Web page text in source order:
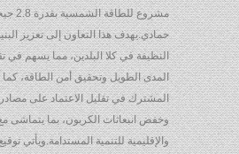
مشروع للطاقة الشمسية بقدرة 2.8 جيجاوات بنجع
حمادي.يهدف هذا التعاون إلى تعزيز البنية التحتية
النظيفة في كلا البلدين، مما يسهم في تقليل
المدى الطويل وتحقيق أمن الطاقة، كما يسهم
المشترك في تقليل الاعتماد على مصادر الطاقة
وخفض انبعاثات الكربون، بما يتماشى مع الأهداف
والإقليمية للتنمية المستدامة.ويأتي توقيع مذكرتي